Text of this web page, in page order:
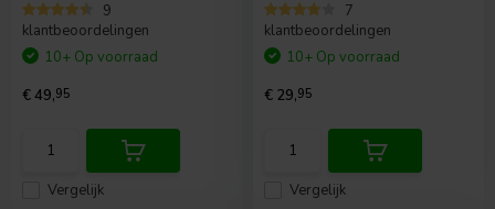
9
klantbeoordelingen
Vergelijk
10+ Op voorraad
€ 49,95
7
klantbeoordelingen
Vergelijk
10+ Op voorraad
€ 29,95